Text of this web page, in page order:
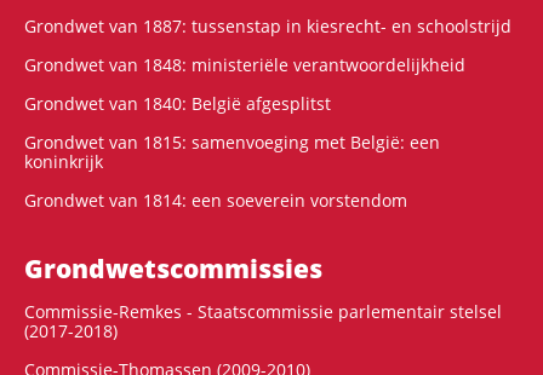
Grondwet van 1887: tussenstap in kiesrecht- en schoolstrijd
Grondwet van 1848: ministeriële verantwoordelijkheid
Grondwet van 1840: België afgesplitst
Grondwet van 1815: samenvoeging met België: een
koninkrijk
Grondwet van 1814: een soeverein vorstendom
Grondwets­commissies
Commissie-Remkes - Staatscommissie parlementair stelsel
(2017-2018)
Commissie-Thomassen (2009-2010)